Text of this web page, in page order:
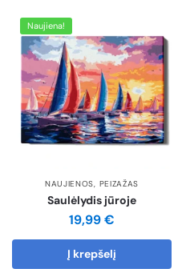
Naujiena!
NAUJIENOS, PEIZAŽAS
Saulėlydis jūroje
19,99€
Į krepšelį